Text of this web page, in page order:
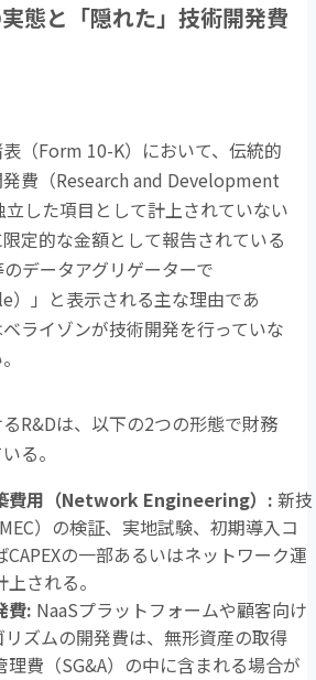
態と「隠れた」技術開発費
（Form 10-K）において、伝統的
費（Research and Development
立した項目として計上されていない
定的な金額として報告されている
データアグリゲーターで
）」と表示される主な理由であ
ライゾンが技術開発を行っていな
R&Dは、以下の2つの形態で財務
る。
費用（Network Engineering） : 新技
MEC）の検証、実地試験、初期導入コ
CAPEXの一部あるいはネットワーク運
される。
費: NaaSプラットフォームや顧客向け
リズムの開発費は、無形資産の取得
理費（SG&A）の中に含まれる場合が